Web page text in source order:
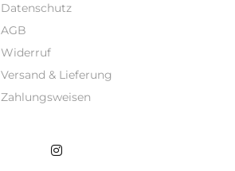
Datenschutz
AGB
Widerruf
Versand & Lieferung
Zahlungsweisen